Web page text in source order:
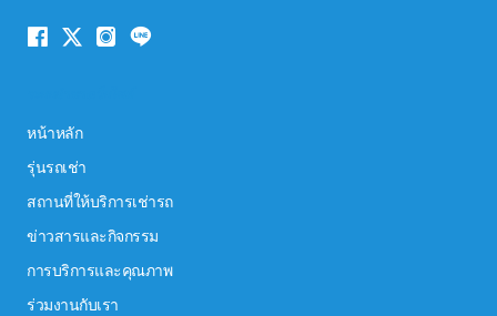
หน้าหลัก
รุ่นรถเช่า
สถานที่ให้บริการเช่ารถ
ข่าวสารและกิจกรรม
การบริการและคุณภาพ
ร่วมงานกับเรา